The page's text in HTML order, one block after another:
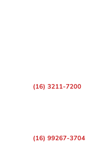
(16) 3211-7200
(16) 99267-3704